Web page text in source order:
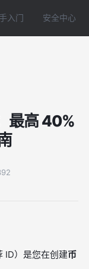
入门 安全中心
最高 40%
ID）是您在创建币